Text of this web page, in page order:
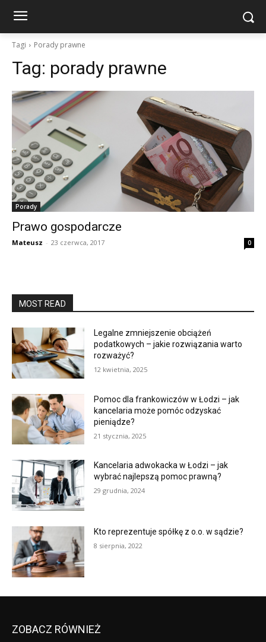
Tagi Porady prawne
Tag: porady prawne
Porady
Prawo gospodarcze
Mateusz - 23 czerwca, 2017 0
MOST READ
Legalne zmniejszenie obciążeń
podatkowych – jakie rozwiązania warto
rozważyć?
12 kwietnia, 2025
Pomoc dla frankowiczów w Łodzi – jak
kancelaria może pomóc odzyskać
pieniądze?
21 stycznia, 2025
Kancelaria adwokacka w Łodzi – jak
wybrać najlepszą pomoc prawną?
29 grudnia, 2024
Kto reprezentuje spółkę z o.o. w sądzie?
8 sierpnia, 2022
ZOBACZ RÓWNIEŻ